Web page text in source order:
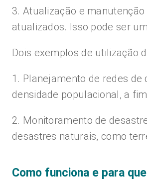
3. Atualização e
atualizados. Isso pode ser
Dois exemplos de utilização
1. Planejamento de redes
densidade populacional, a
2. Monitoramento de
desastres naturais, como
Como funciona e para